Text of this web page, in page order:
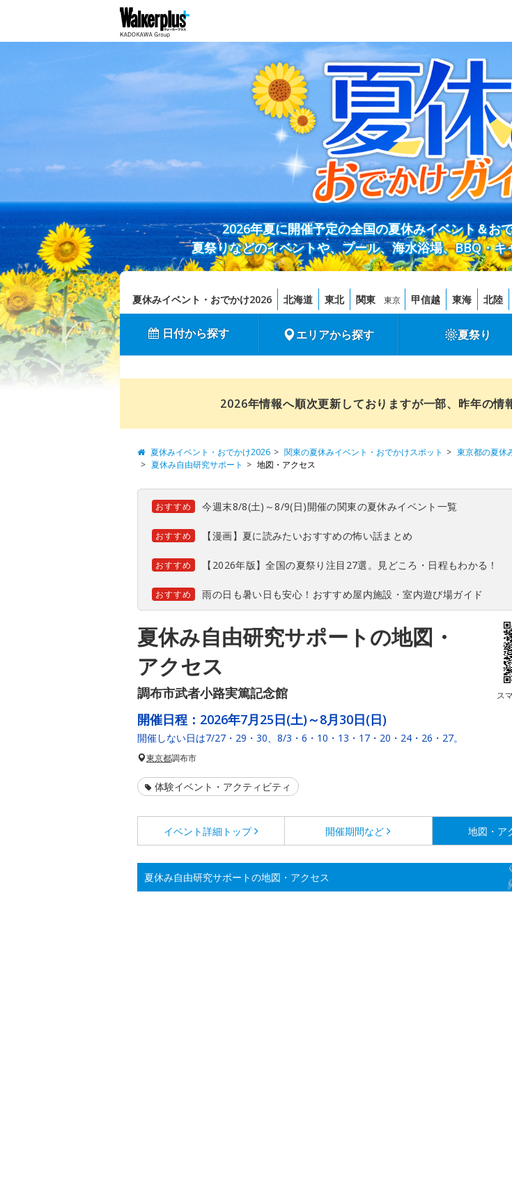
2026年夏に開催予定の全国の夏休みイベント＆お
夏祭りなどのイベントや、プール、海水浴場、BBQ・
夏休みイベント・おでかけ2026 北海道 東北 関東 東京 甲信越 東海 北陸
日付から探す エリアから探す 夏祭り
2026年情報へ順次更新しておりますが一部、昨年の情
夏休みイベント・おでかけ2026 関東の夏休みイベント・おでかけスポット 東京都の夏休
夏休み自由研究サポート
地図・アクセス
おすすめ 今週末8/8(土)～8/9(日)開催の関東の夏休みイベント一覧
おすすめ 【漫画】夏に読みたいおすすめの怖い話まとめ
おすすめ 【2026年版】全国の夏祭り注目27選。見どころ・日程もわかる！
おすすめ 雨の日も暑い日も安心！おすすめ屋内施設・室内遊び場ガイド
夏休み自由研究サポートの地図・
アクセス
調布市武者小路実篤記念館 ス
開催日程： 2026年7月25日(土)～8月30日(日)
開催しない日は7/27・29・30、8/3・6・10・13・17・20・24・26・27。
東京都調布市
体験イベント・アクティビティ
イベント詳細 トップ 開催期間など 地図・ア
夏休み自由研究サポートの地図・アクセス